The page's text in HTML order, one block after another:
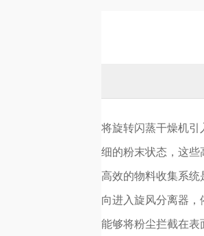
将旋转闪蒸干燥机引
细的粉末状态，这些
高效的物料收集系统
向进入旋风分离器
能够将粉尘拦截在表